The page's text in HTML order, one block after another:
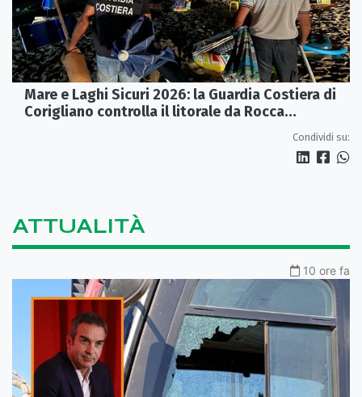
Mare e Laghi Sicuri 2026: la Guardia Costiera di
Corigliano controlla il litorale da Rocca
Condividi su:
ATTUALITÀ
10 ore fa